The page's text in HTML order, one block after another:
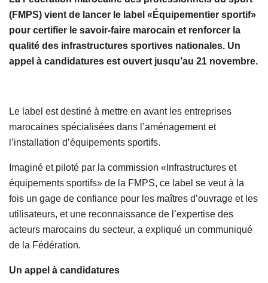
(FMPS) vient de lancer le label «Équipementier sportif»
pour certifier le savoir-faire marocain et renforcer la
qualité des infrastructures sportives nationales. Un
appel à candidatures est ouvert jusqu’au 21 novembre.
Le label est destiné à mettre en avant les entreprises
marocaines spécialisées dans l’aménagement et
l’installation d’équipements sportifs.
Imaginé et piloté par la commission «Infrastructures et
équipements sportifs» de la FMPS, ce label se veut à la
fois un gage de confiance pour les maîtres d’ouvrage et les
utilisateurs, et une reconnaissance de l’expertise des
acteurs marocains du secteur, a expliqué un communiqué
de la Fédération.
Un appel à candidatures